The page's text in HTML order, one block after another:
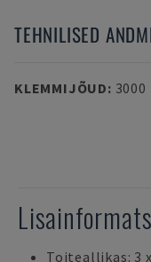
TEHNILISED
KLEMMIJÕUD: 3000
Toiteallikas: 3 x